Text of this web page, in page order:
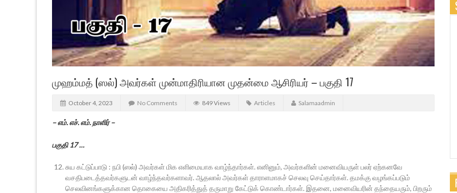
முஹம்மத் (ஸல்) அவர்கள் முன்மாதிரியான முதன்மை ஆசிரியர் – பகுதி 17
October 4, 2023 No Comments 849 Views Articles Salamaadmin
– எம். எச். எம். நாளிர் –
பகுதி 17 …
சுய கட்டுப்பாடு : நபி (ஸல்) அவர்கள் மிக எளிமையாக வாழ்ந்தார்கள். எனினும், அவர்களின் மனைவியருள் பலர் ஏற்கனவே
வசதிபடைத்தவர்களுடன் வாழ்ந்தவர்களாவர். ஆதலால் அவர்கள் தாராளமாகச் செலவு செய்தார்கள். தமக்கு வழங்கப்படும்
செலவினங்களுக்கான தொகையை அதிகரித்துத் தருமாறு கேட்டுக் கொண்டார்கள். இதனை, மனைவியரின் தந்தையரும், பிறரும்